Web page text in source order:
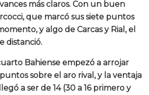
más claros. Con un buen
que marcó sus siete puntos
y algo de Carcas y Rial, el
distanció.
Bahiense empezó a arrojar
sobre el aro rival, y la ventaja
a ser de 14 (30 a 16 primero y